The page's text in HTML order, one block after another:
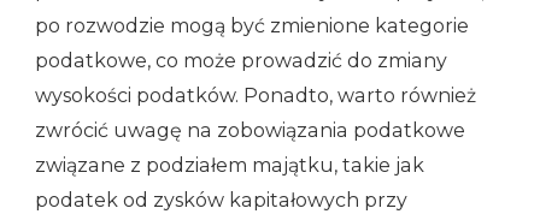
po rozwodzie mogą być zmienione kategorie
podatkowe, co może prowadzić do zmiany
wysokości podatków. Ponadto, warto również
zwrócić uwagę na zobowiązania podatkowe
związane z podziałem majątku, takie jak
podatek od zysków kapitałowych przy